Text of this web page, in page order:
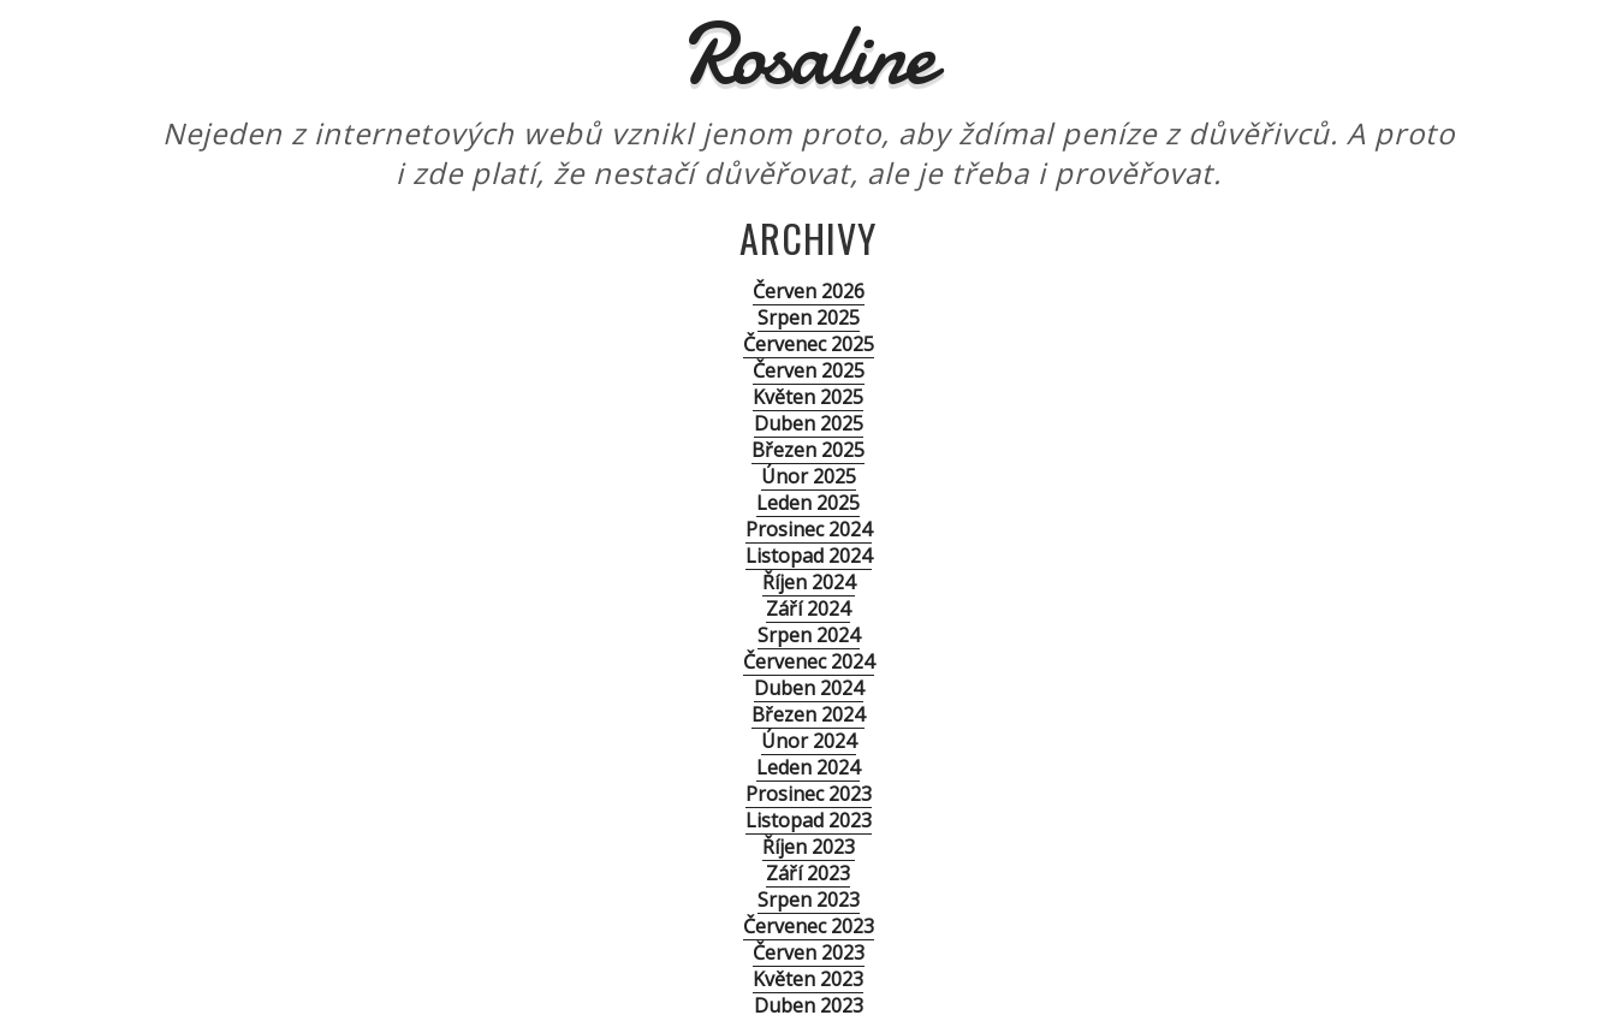
Rosaline
Nejeden z internetových webů vznikl jenom proto, aby ždímal peníze z důvěřivců. A proto
i zde platí, že nestačí důvěřovat, ale je třeba i prověřovat.
ARCHIVY
Červen 2026
Srpen 2025
Červenec 2025
Červen 2025
Květen 2025
Duben 2025
Březen 2025
Únor 2025
Leden 2025
Prosinec 2024
Listopad 2024
Říjen 2024
Září 2024
Srpen 2024
Červenec 2024
Duben 2024
Březen 2024
Únor 2024
Leden 2024
Prosinec 2023
Listopad 2023
Říjen 2023
Září 2023
Srpen 2023
Červenec 2023
Červen 2023
Květen 2023
Duben 2023